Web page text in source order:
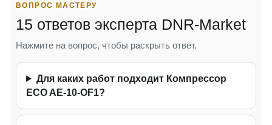
ВОПРОС МАСТЕРУ
15 ответов эксперта DNR-Market
Нажмите на вопрос, чтобы раскрыть ответ.
Для каких работ подходит Компрессор
ECO AE-10-OF1?